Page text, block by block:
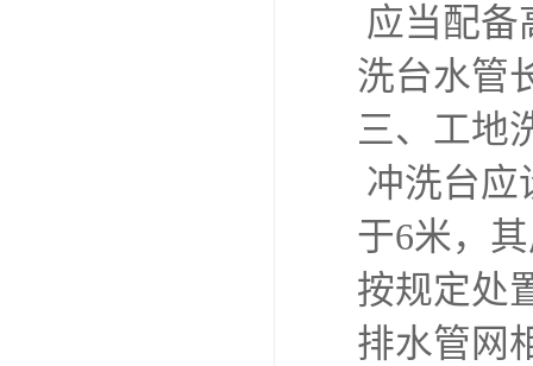
应当配备
洗台水管
三、工地
冲洗台应
于6米，
按规定处
排水管网